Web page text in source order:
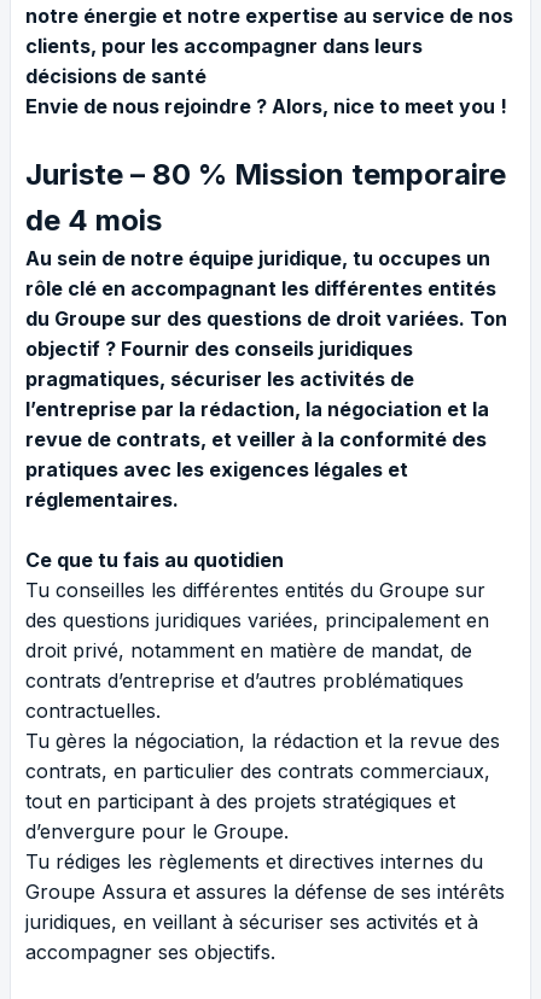
notre énergie et notre expertise au service de nos
clients, pour les accompagner dans leurs
décisions de santé
Envie de nous rejoindre ? Alors, nice to meet you !
Juriste – 80 % Mission temporaire
de 4 mois
Au sein de notre équipe juridique, tu occupes un
rôle clé en accompagnant les différentes entités
du Groupe sur des questions de droit variées. Ton
objectif ? Fournir des conseils juridiques
pragmatiques, sécuriser les activités de
l’entreprise par la rédaction, la négociation et la
revue de contrats, et veiller à la conformité des
pratiques avec les exigences légales et
réglementaires.
Ce que tu fais au quotidien
Tu conseilles les différentes entités du Groupe sur
des questions juridiques variées, principalement en
droit privé, notamment en matière de mandat, de
contrats d’entreprise et d’autres problématiques
contractuelles.
Tu gères la négociation, la rédaction et la revue des
contrats, en particulier des contrats commerciaux,
tout en participant à des projets stratégiques et
d’envergure pour le Groupe.
Tu rédiges les règlements et directives internes du
Groupe Assura et assures la défense de ses intérêts
juridiques, en veillant à sécuriser ses activités et à
accompagner ses objectifs.